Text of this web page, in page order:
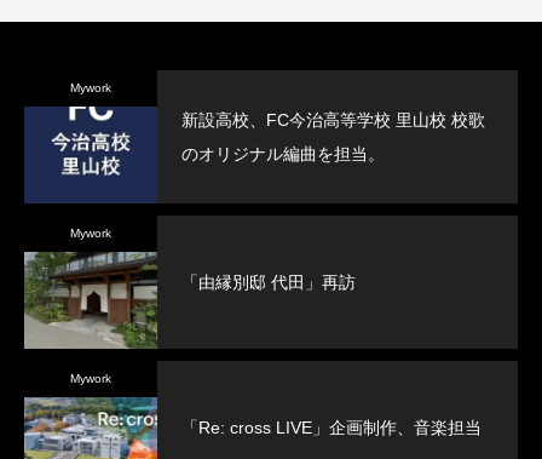
Mywork
新設高校、FC今治高等学校 里山校 校歌
のオリジナル編曲を担当。
Mywork
「由縁別邸 代田」再訪
Mywork
「Re: cross LIVE」企画制作、音楽担当